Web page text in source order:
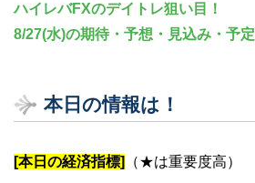
ハイレバFXのデイトレ狙い目！
8/27(水)の期待・予想・見込み・予定
本日の情報は！
[本日の経済指標] （★は重要度高）